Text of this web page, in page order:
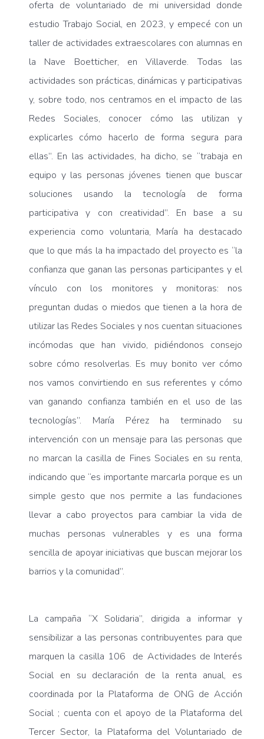
oferta de voluntariado de mi universidad donde
estudio Trabajo Social, en 2023, y empecé con un
taller de actividades extraescolares con alumnas en
la Nave Boetticher, en Villaverde. Todas las
actividades son prácticas, dinámicas y participativas
y, sobre todo, nos centramos en el impacto de las
Redes Sociales, conocer cómo las utilizan y
explicarles cómo hacerlo de forma segura para
ellas”. En las actividades, ha dicho, se “trabaja en
equipo y las personas jóvenes tienen que buscar
soluciones usando la tecnología de forma
participativa y con creatividad”. En base a su
experiencia como voluntaria, María ha destacado
que lo que más la ha impactado del proyecto es “la
confianza que ganan las personas participantes y el
vínculo con los monitores y monitoras: nos
preguntan dudas o miedos que tienen a la hora de
utilizar las Redes Sociales y nos cuentan situaciones
incómodas que han vivido, pidiéndonos consejo
sobre cómo resolverlas. Es muy bonito ver cómo
nos vamos convirtiendo en sus referentes y cómo
van ganando confianza también en el uso de las
tecnologías”. María Pérez ha terminado su
intervención con un mensaje para las personas que
no marcan la casilla de Fines Sociales en su renta,
indicando que “es importante marcarla porque es un
simple gesto que nos permite a las fundaciones
llevar a cabo proyectos para cambiar la vida de
muchas personas vulnerables y es una forma
sencilla de apoyar iniciativas que buscan mejorar los
barrios y la comunidad”.
La campaña “X Solidaria”, dirigida a informar y
sensibilizar a las personas contribuyentes para que
marquen la casilla 106 de Actividades de Interés
Social en su declaración de la renta anual, es
coordinada por la Plataforma de ONG de Acción
Social ; cuenta con el apoyo de la Plataforma del
Tercer Sector, la Plataforma del Voluntariado de